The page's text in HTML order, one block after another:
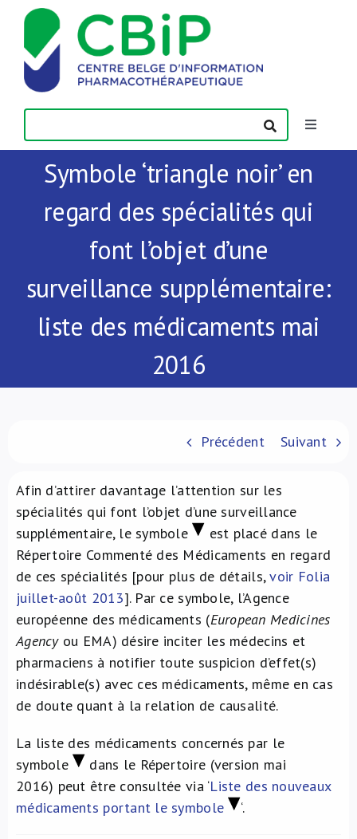
Passer
contenu
Toggle
Actualités
Publications
Contact
Symbole ‘triangle noir’ en
regard des spécialités qui
font l’objet d’une
surveillance supplémentaire:
liste des médicaments mai
2016
Précédent Suivant
Afin d’attirer davantage l’attention sur les
spécialités qui font l’objet d’une surveillance
supplémentaire, le symbole
est placé dans le
Répertoire Commenté des Médicaments en regard
de ces spécialités [pour plus de détails,voir Folia
juillet-août 2013]. Par ce symbole, l’Agence
européenne des médicaments (European Medicines
Agencyou EMA) désire inciter les médecins et
pharmaciens à notifier toute suspicion d’effet(s)
indésirable(s) avec ces médicaments, même en cas
de doute quant à la relation de causalité.
La liste des médicaments concernés par le
symbole
dans le Répertoire (version mai
2016) peut être consultée via ‘Liste des nouveaux
médicaments portant le symbole
‘.